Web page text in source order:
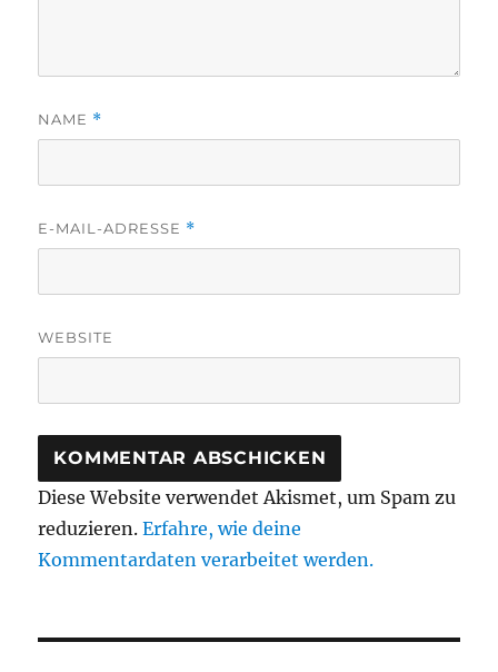
NAME *
E-MAIL-ADRESSE *
WEBSITE
Diese Website verwendet Akismet, um Spam zu
reduzieren.Erfahre, wie deine
Kommentardaten verarbeitet werden.